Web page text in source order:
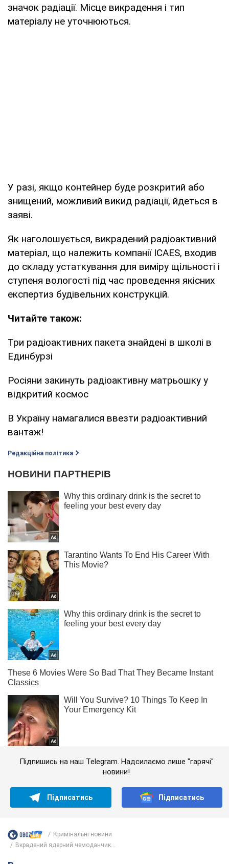
значок радіації. Місце викрадення і тип
матеріалу не уточнюються.
У разі, якщо контейнер буде розкритий або
знищений, можливий викид радіації, йдеться в
заяві.
Як наголошується, викрадений радіоактивний
матеріал, що належить компанії ICAES, входив
до складу устаткування для виміру щільності і
ступеня вологості під час проведення якісних
експертиз будівельних конструкцій.
Читайте також:
Три радіоактивних пакета знайдені в школі в
Единбурзі
Росіяни закинуть радіоактивну матрьошку у
відкритий космос
В Україну намагалися ввезти радіоактивний
вантаж!
Редакційна політика
Підпишись на наш Telegram. Надсилаємо лише "гарячі"
новини!
Підписатись Підписатись
Кримінальні новини
Вкрадений ядерний чемоданчик...